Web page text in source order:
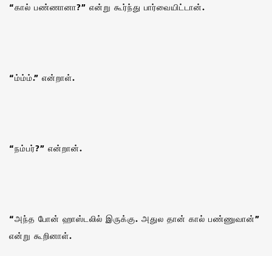
“கால் பண்ணானா?” என்று கூர்ந்து பார்வையிட்டான்.
“ம்ம்ம்.” என்றாள்.
“நம்பர்?” என்றான்.
“அந்த போன் ஹாஸ்டலில் இருக்கு. அதுல தான் கால் பண்ணுவான்”
என்று கூறினாள்.